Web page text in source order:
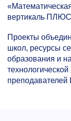
вертикаль
Проекты
школ, ресурсы
образования и